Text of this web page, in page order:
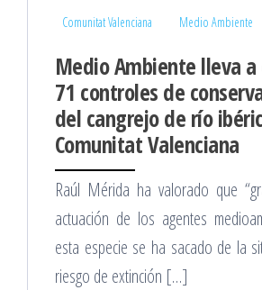
Comunitat Valenciana Medio Ambiente
Medio Ambiente lleva a
71 controles de
del cangrejo de río
Comunitat Valenciana
Raúl Mérida ha valorado que
actuación de los agentes
esta especie se ha sacado de la
riesgo de extinción […]